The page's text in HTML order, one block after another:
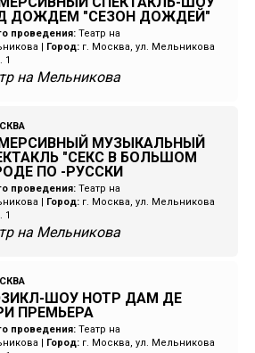
ДОЖДЕМ "СЕЗОН ДОЖДЕЙ"
проведения: Театр на
| Город: г. Москва, ул. Мельникова
1
на Мельникова
МУЗЫКАЛЬНЫЙ
"СЕКС В БОЛЬШОМ
ПО -РУССКИ
проведения: Театр на
| Город: г. Москва, ул. Мельникова
1
на Мельникова
ШОУ НОТР ДАМ ДЕ
ПРЕМЬЕРА
проведения: Театр на
| Город: г. Москва, ул. Мельникова